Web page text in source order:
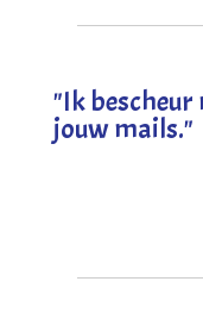
"Ik
jouw mails."